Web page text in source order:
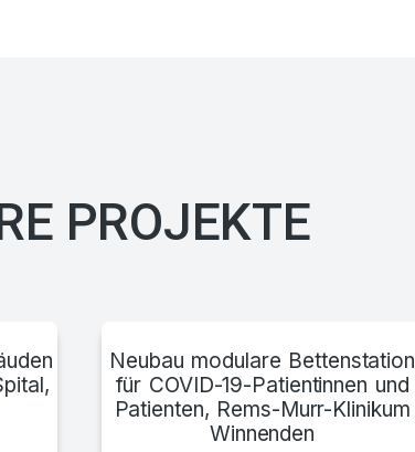
PROJEKTE
Neubau modulare Bettenstation
für COVID-19-Patientinnen und
Patienten, Rems-Murr-Klinikum
Winnenden